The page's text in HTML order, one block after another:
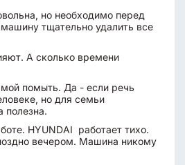
но необходимо перед
тщательно удалить все
А сколько времени
помыть. Да - если речь
но для семьи
полезна.
HYUNDAI работает тихо.
вечером. Машина никому